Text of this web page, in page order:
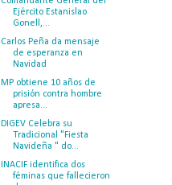
Ejército Estanislao
Gonell,...
Carlos Peña da mensaje
de esperanza en
Navidad
MP obtiene 10 años de
prisión contra hombre
apresa...
DIGEV Celebra su
Tradicional "Fiesta
Navideña " do...
INACIF identifica dos
féminas que fallecieron